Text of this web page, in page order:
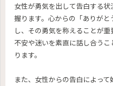
女性が勇気を出して告白する
握ります。心からの「ありが
し、その勇気を称えることが
不安や迷いを素直に話し合う
ります。
また、女性からの告白によっ